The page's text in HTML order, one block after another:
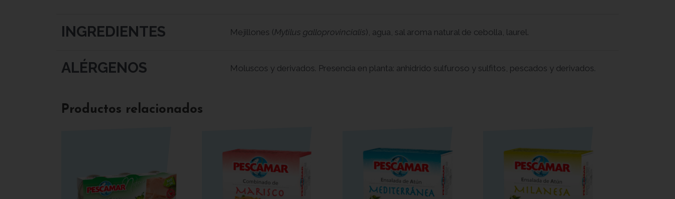
INGREDIENTES Mejillones (Mytilus galloprovincialis), agua, sal aroma natural de cebolla, laurel.
ALÉRGENOS Moluscos y derivados. Presencia en planta: anhidrido sulfuroso y sulfitos, pescados y derivados.
Productos relacionados